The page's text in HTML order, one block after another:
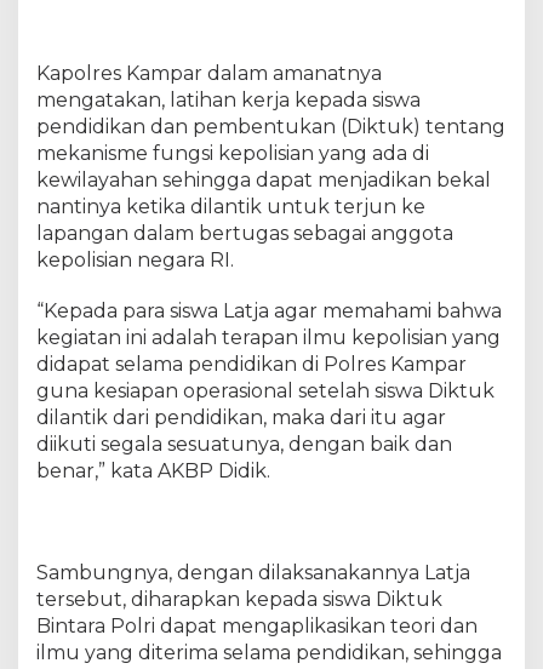
r
m
a
2
6
S
s
w
a
L
a
t
t
u
k
b
Kapolres Kampar dalam amanatnya
mengatakan, latihan kerja kepada siswa
pendidikan dan pembentukan (Diktuk) tentang
mekanisme fungsi kepolisian yang ada di
kewilayahan sehingga dapat menjadikan bekal
nantinya ketika dilantik untuk terjun ke
lapangan dalam bertugas sebagai anggota
kepolisian negara RI.
“Kepada para siswa Latja agar memahami bahwa
kegiatan ini adalah terapan ilmu kepolisian yang
didapat selama pendidikan di Polres Kampar
guna kesiapan operasional setelah siswa Diktuk
dilantik dari pendidikan, maka dari itu agar
diikuti segala sesuatunya, dengan baik dan
benar,” kata AKBP Didik.
Sambungnya, dengan dilaksanakannya Latja
tersebut, diharapkan kepada siswa Diktuk
Bintara Polri dapat mengaplikasikan teori dan
ilmu yang diterima selama pendidikan, sehingga